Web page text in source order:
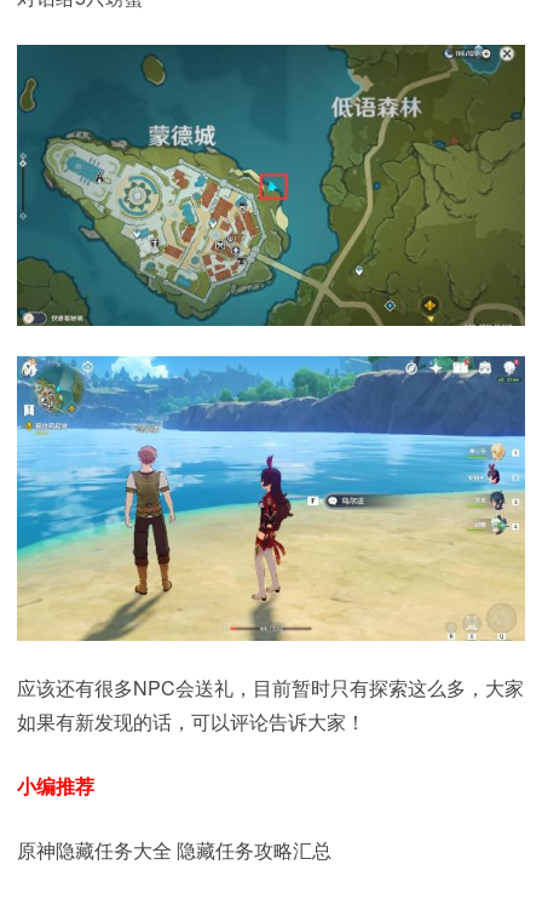
应该还有很多NPC会送礼，目前暂时只有探索这么多，大家
如果有新发现的话，可以评论告诉大家！
小编推荐
原神隐藏任务大全 隐藏任务攻略汇总